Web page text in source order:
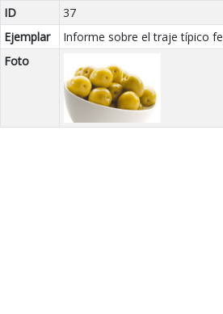
ID
37
Ejemplar
Informe sobre el traje típico
Foto